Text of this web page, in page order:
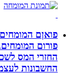
פואןם המומחים
פורום
החזרי המס
החשבונות לעצמאים.